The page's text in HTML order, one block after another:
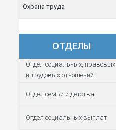
Охрана труда
ОТДЕЛЫ
Отдел социальных, правовых
и трудовых отношений
Отдел семьи и детства
Отдел социальных выплат